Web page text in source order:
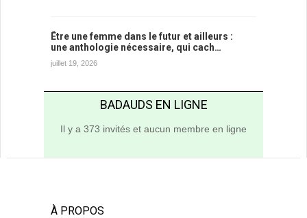
Être une femme dans le futur et ailleurs :
une anthologie nécessaire, qui cach…
juillet 19, 2026
BADAUDS EN LIGNE
Il y a 373 invités et aucun membre en ligne
À PROPOS